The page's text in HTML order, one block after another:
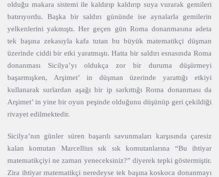
olduğu makara sistemi ile kaldırıp kaldırıp suya vurarak gemileri
batırıyordu. Başka bir saldırı gününde ise aynalarla gemilerin
yelkenlerini yakmıştı. Her geçen gün Roma donanmasına adeta
tek başına zekasıyla kafa tutan bu büyük matematikçi düşman
üzerinde ciddi bir etki yaratmıştı. Hatta bir saldırı esnasında Roma
donanması Sicilya’yı oldukça zor bir duruma düşürmeyi
başarmışken, Arşimet’ in düşman üzerinde yarattığı etkiyi
kullanarak surlardan aşağı bir ip sarkıttığı Roma donanması da
Arşimet’ in yine bir oyun peşinde olduğunu düşünüp geri çekildiği
rivayet edilmektedir.
Sicilya’nın günler süren başarılı savunmaları karşısında çaresiz
kalan komutan Marcellius sık sık komutanlarına “Bu ihtiyar
matematikçiyi ne zaman yeneceksiniz?” diyerek tepki göstermiştir.
Zira ihtiyar matematikçi neredeyse tek başına koskoca donanmayı